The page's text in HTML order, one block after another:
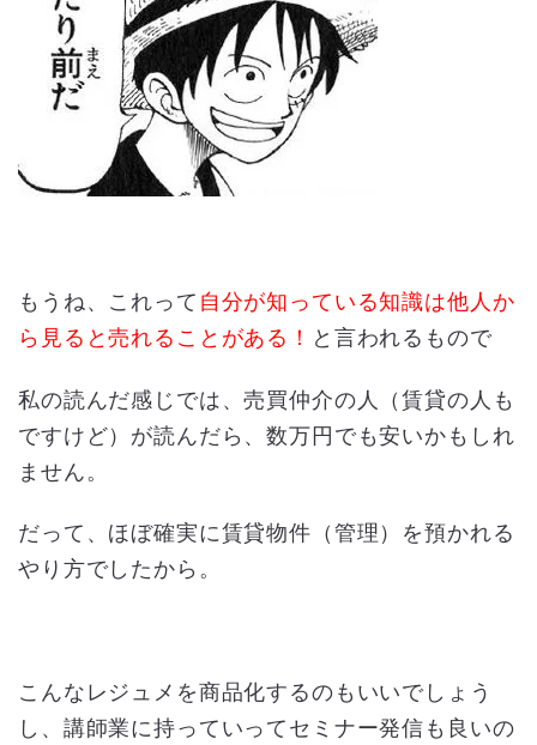
もうね、これって 自分が知っている知識は他人か
ら見ると売れることがある！ と言われるもので
私の読んだ感じでは、売買仲介の人（賃貸の人も
ですけど）が読んだら、数万円でも安いかもしれ
ません。
だって、ほぼ確実に賃貸物件（管理）を預かれる
やり方でしたから。
こんなレジュメを商品化するのもいいでしょう
し、講師業に持っていってセミナー発信も良いの